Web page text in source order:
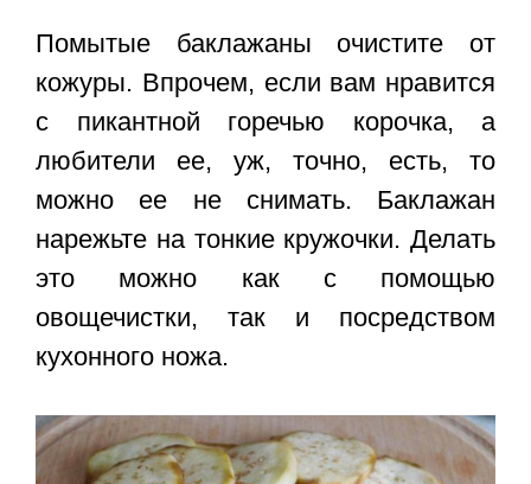
Помытые баклажаны очистите от
кожуры. Впрочем, если вам нравится
с пикантной горечью корочка, а
любители ее, уж, точно, есть, то
можно ее не снимать. Баклажан
нарежьте на тонкие кружочки. Делать
это можно как с помощью
овощечистки, так и посредством
кухонного ножа.